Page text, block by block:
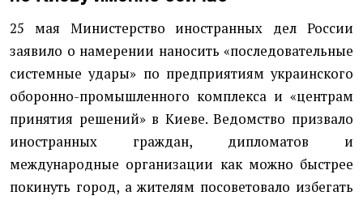
25 мая Министерство иностранных дел России
заявило о намерении наносить «последовательные
системные удары» по предприятиям украинского
оборонно-промышленного комплекса и «центрам
принятия решений» в Киеве. Ведомство призвало
иностранных граждан, дипломатов и
международные организации как можно быстрее
покинуть город, а жителям посоветовало избегать